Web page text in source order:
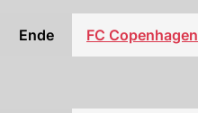
Ende FC Copenhagen